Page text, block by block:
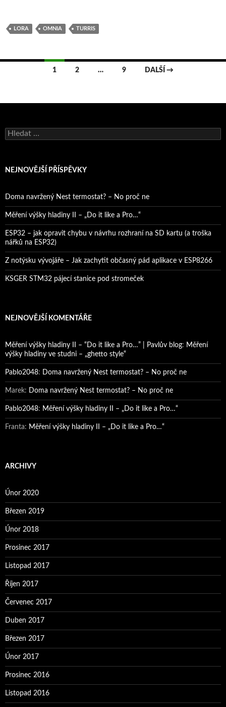
LORA OMNIA TURRIS
Navigace
příspěvky
1 2 … 9 DALŠÍ →
Vyhledávání
NEJNOVĚJŠÍ PŘÍSPĚVKY
Doma navržený Nest termostat? – No proč ne
Měření výšky hladiny II – „Do it like a Pro…“
ESP32 – jak opravit chybu v návrhu rozhraní na SD kartu (a troška
nářků na ESP32)
Z notýsku vývojáře – Jak zachytit občasný pád aplikace v ESP8266
KSGER STM32 pájecí stanice pod stromeček
NEJNOVĚJŠÍ KOMENTÁŘE
Měření výšky hladiny II – “Do it like a Pro…” | Pavlův blog: Měření
výšky hladiny ve studni – „ghetto style“
Pablo2048: Doma navržený Nest termostat? – No proč ne
Marek: Doma navržený Nest termostat? – No proč ne
Pablo2048: Měření výšky hladiny II – „Do it like a Pro…“
Franta: Měření výšky hladiny II – „Do it like a Pro…“
ARCHIVY
Únor 2020
Březen 2019
Únor 2018
Prosinec 2017
Listopad 2017
Říjen 2017
Červenec 2017
Duben 2017
Březen 2017
Únor 2017
Prosinec 2016
Listopad 2016